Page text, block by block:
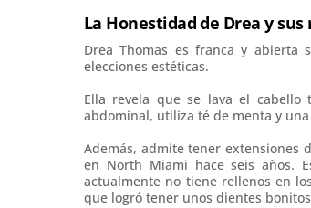
La Honestidad de Drea y
Drea Thomas es franca y abierta
elecciones estéticas.
Ella revela que se lava el
abdominal, utiliza té de menta y
Además, admite tener extensiones
en North Miami hace seis años.
actualmente no tiene rellenos en
que logró tener unos dientes